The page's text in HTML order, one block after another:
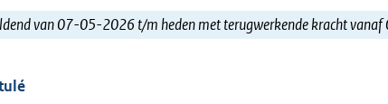
van 07-05-2026 t/m heden met terugwerkende kracht